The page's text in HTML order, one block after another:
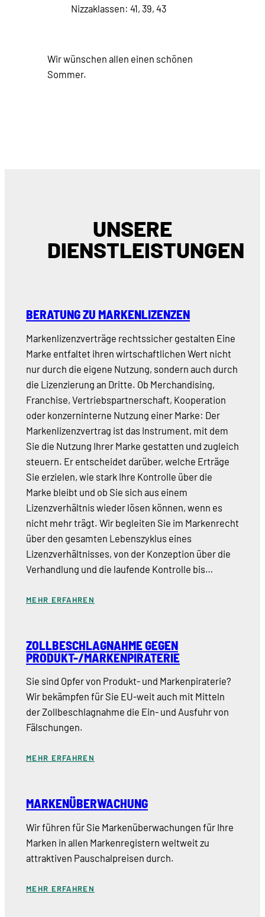
Nizzaklassen: 41, 39, 43
Wir wünschen allen einen schönen
Sommer.
UNSERE
DIENSTLEISTUNGEN
BERATUNG ZU MARKENLIZENZEN
Markenlizenzverträge rechtssicher gestalten Eine
Marke entfaltet ihren wirtschaftlichen Wert nicht
nur durch die eigene Nutzung, sondern auch durch
die Lizenzierung an Dritte. Ob Merchandising,
Franchise, Vertriebspartnerschaft, Kooperation
oder konzerninterne Nutzung einer Marke: Der
Markenlizenzvertrag ist das Instrument, mit dem
Sie die Nutzung Ihrer Marke gestatten und zugleich
steuern. Er entscheidet darüber, welche Erträge
Sie erzielen, wie stark Ihre Kontrolle über die
Marke bleibt und ob Sie sich aus einem
Lizenzverhältnis wieder lösen können, wenn es
nicht mehr trägt. Wir begleiten Sie im Markenrecht
über den gesamten Lebenszyklus eines
Lizenzverhältnisses, von der Konzeption über die
Verhandlung und die laufende Kontrolle bis…
MEHR ERFAHREN
ZOLLBESCHLAGNAHME GEGEN
PRODUKT-/MARKENPIRATERIE
Sie sind Opfer von Produkt- und Markenpiraterie?
Wir bekämpfen für Sie EU-weit auch mit Mitteln
der Zollbeschlagnahme die Ein- und Ausfuhr von
Fälschungen.
MEHR ERFAHREN
MARKENÜBERWACHUNG
Wir führen für Sie Markenüberwachungen für Ihre
Marken in allen Markenregistern weltweit zu
attraktiven Pauschalpreisen durch.
MEHR ERFAHREN